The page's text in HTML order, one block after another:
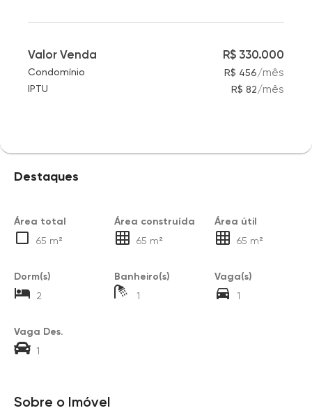
Valor Venda R$ 330.000
Condomínio R$ 456/mês
IPTU R$ 82/mês
Destaques
Área total
65 m²
Área construída
65 m²
Área útil
65 m²
Dorm(s)
2
Banheiro(s)
1
Vaga(s)
1
Vaga Des.
1
Sobre o Imóvel